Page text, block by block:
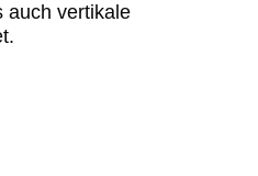
auch vertikale